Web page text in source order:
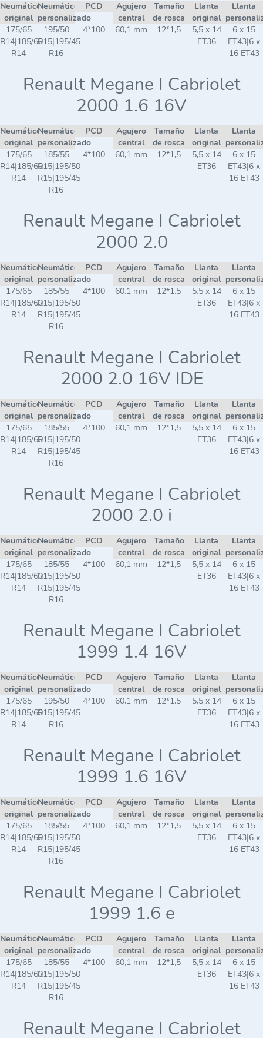
Neumático
original
Neumático
personalizado
PCD
Agujero
central
Tamaño
de rosca
Llanta
original
Llanta
175/65
R14|185/60
R14
195/50
R15|195/45
R16
4*100 60,1 mm 12*1,5
5,5 x 14
ET36
6 x 15
ET43|6 x
16 ET43
Renault Megane I Cabriolet
2000 1.6 16V
Neumático
original
Neumático
personalizado
PCD
Agujero
central
Tamaño
de rosca
Llanta
original
Llanta
175/65
R14|185/60
R14
185/55
R15|195/50
R15|195/45
R16
4*100 60,1 mm 12*1,5
5,5 x 14
ET36
6 x 15
ET43|6 x
16 ET43
Renault Megane I Cabriolet
2000 2.0
Neumático
original
Neumático
personalizado
PCD
Agujero
central
Tamaño
de rosca
Llanta
original
Llanta
175/65
R14|185/60
R14
185/55
R15|195/50
R15|195/45
R16
4*100 60,1 mm 12*1,5
5,5 x 14
ET36
6 x 15
ET43|6 x
16 ET43
Renault Megane I Cabriolet
2000 2.0 16V IDE
Neumático
original
Neumático
personalizado
PCD
Agujero
central
Tamaño
de rosca
Llanta
original
Llanta
175/65
R14|185/60
R14
185/55
R15|195/50
R15|195/45
R16
4*100 60,1 mm 12*1,5
5,5 x 14
ET36
6 x 15
ET43|6 x
16 ET43
Renault Megane I Cabriolet
2000 2.0 i
Neumático
original
Neumático
personalizado
PCD
Agujero
central
Tamaño
de rosca
Llanta
original
Llanta
175/65
R14|185/60
R14
185/55
R15|195/50
R15|195/45
R16
4*100 60,1 mm 12*1,5
5,5 x 14
ET36
6 x 15
ET43|6 x
16 ET43
Renault Megane I Cabriolet
1999 1.4 16V
Neumático
original
Neumático
personalizado
PCD
Agujero
central
Tamaño
de rosca
Llanta
original
Llanta
175/65
R14|185/60
R14
195/50
R15|195/45
R16
4*100 60,1 mm 12*1,5
5,5 x 14
ET36
6 x 15
ET43|6 x
16 ET43
Renault Megane I Cabriolet
1999 1.6 16V
Neumático
original
Neumático
personalizado
PCD
Agujero
central
Tamaño
de rosca
Llanta
original
Llanta
175/65
R14|185/60
R14
185/55
R15|195/50
R15|195/45
R16
4*100 60,1 mm 12*1,5
5,5 x 14
ET36
6 x 15
ET43|6 x
16 ET43
Renault Megane I Cabriolet
1999 1.6 e
Neumático
original
Neumático
personalizado
PCD
Agujero
central
Tamaño
de rosca
Llanta
original
Llanta
175/65
R14|185/60
R14
185/55
R15|195/50
R15|195/45
R16
4*100 60,1 mm 12*1,5
5,5 x 14
ET36
6 x 15
ET43|6 x
16 ET43
Renault Megane I Cabriolet